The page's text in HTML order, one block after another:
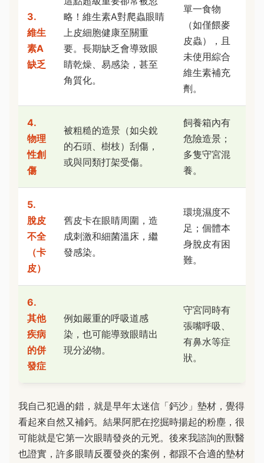
3.
維生
素A
缺乏
略！維生素A對爬蟲眼睛
上皮細胞健康至關重
要。長期缺乏會導致眼
睛乾燥、易感染，甚至
角質化。
單一食物
（如僅餵麥
皮蟲），且
未使用綜合
維生素補充
劑。
4.
物理
性創
傷
被粗糙的造景（如尖銳
的石頭、樹枝）刮傷，
或與同類打架受傷。
飼養箱內有
危險造景；
多隻守宮混
養。
5.
脫皮
不全
（卡
皮）
舊皮卡在眼睛周圍，造
成刺激和細菌溫床，繼
發感染。
環境濕度不
足；個體本
身脫皮有困
難。
6.
其他
疾病
的併
發症
例如嚴重的呼吸道感
染，也可能導致眼睛出
現分泌物。
守宮同時有
張嘴呼吸、
有鼻水等症
狀。
我自己犯過的錯，就是早年太迷信「鈣沙」墊材，覺得
看起來自然又補鈣。結果阿肥在挖掘時揚起的粉塵，很
可能就是它第一次眼睛發炎的元兇。後來我諮詢的獸醫
也證實，許多眼睛反覆發炎的案例，都跟不合適的墊材